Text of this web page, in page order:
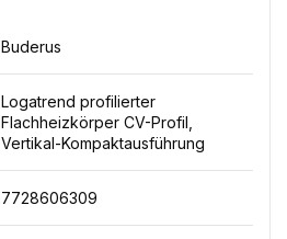
Buderus
Logatrend profilierter
Flachheizkörper CV-Profil,
Vertikal-Kompaktausführung
7728606309